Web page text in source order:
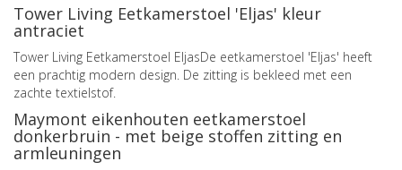
Tower Living Eetkamerstoel 'Eljas' kleur
antraciet
Tower Living Eetkamerstoel EljasDe eetkamerstoel 'Eljas' heeft
een prachtig modern design. De zitting is bekleed met een
zachte textielstof.
Maymont eikenhouten eetkamerstoel
donkerbruin - met beige stoffen zitting en
armleuningen